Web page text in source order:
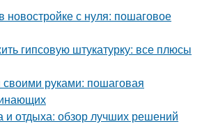
новостройке с нуля: пошаговое
гипсовую штукатурку: все плюсы
своими руками: пошаговая
и отдыха: обзор лучших решений